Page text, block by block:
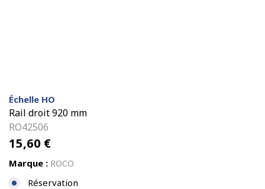
Échelle HO
Rail droit 920 mm
RO42506
15,60 €
Marque : ROCO
Réservation